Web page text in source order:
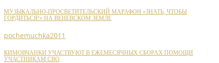
МУЗЫКАЛЬНО-ПРОСВЕТИТЕЛЬСКИЙ МАРАФОН «ЗНАТЬ, ЧТОБЫ
ГОРДИТЬСЯ!» НА ВЕНЕВСКОМ ЗЕМЛЕ
pochemuchka2011
КИМОВЧАНКИ УЧАСТВУЮТ В ЕЖЕМЕСЯЧНЫХ СБОРАХ ПОМОЩИ
УЧАСТНИКАМ СВО